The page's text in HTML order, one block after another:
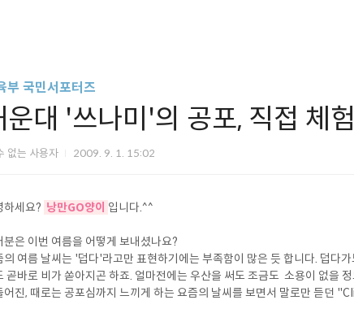
부 국민서포터즈
운대 '쓰나미'의 공포, 직접 체
없는 사용자 2009. 9. 1. 15:02
하세요? 낭만GO양이 입니다.^^
분은 이번 여름을 어떻게 보내셨나요?
의 여름 날씨는 '덥다'라고만 표현하기에는 부족함이 많은 듯 합니다. 덥다
곧바로 비가 쏟아지곤 하죠. 얼마전에는 우산을 써도 조금도 소용이 없을
어진, 때로는 공포심까지 느끼게 하는 요즘의 날씨를 보면서 말로만 듣던